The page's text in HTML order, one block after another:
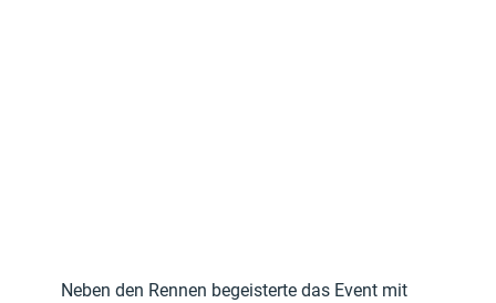
Neben den Rennen begeisterte das Event mit